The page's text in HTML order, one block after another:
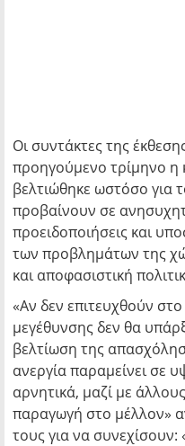
Οι συντάκτες της
προηγούμενο τρίμηνο η
βελτιώθηκε ωστόσο για
προβαίνουν σε
προειδοποιήσεις και
των προβλημάτων της
και αποφασιστική
«Αν δεν επιτευχθούν
μεγέθυνσης δεν θα
βελτίωση της
ανεργία παραμείνει σε
αρνητικά, μαζί με
παραγωγή στο μέλλον»
τους για να